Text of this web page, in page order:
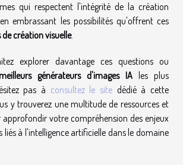
qui respectent l'intégrité de la création
embrassant les possibilités qu'offrent ces
création visuelle.
explorer davantage ces questions ou
générateurs d'images IA les plus
pas à consultez le site dédié à cette
y trouverez une multitude de ressources et
approfondir votre compréhension des enjeux
liés à l'intelligence artificielle dans le domaine